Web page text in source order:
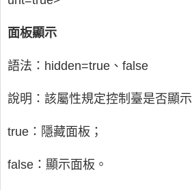
面板顯示
語法：hidden=true、false
說明：該屬性規定控制臺是否顯
true：隱藏面板；
false：顯示面板。